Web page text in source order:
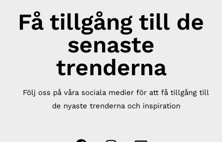
Få tillgång till de
senaste
trenderna
Följ oss på våra sociala medier för att få tillgång till
de nyaste trenderna och inspiration